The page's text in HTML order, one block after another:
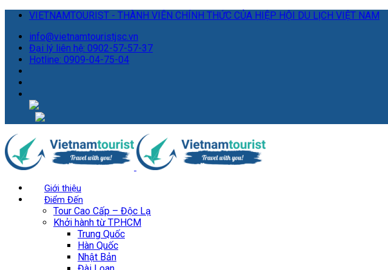
VIETNAMTOURIST - THÀNH VIÊN CHÍNH THỨC CỦA HIỆP HỘI DU LỊCH VIỆT NAM
info@vietnamtouristjsc.vn
Đại lý liên hệ: 0902-57-57-37
Hotline: 0909-04-75-04
Giới thiệu
Điểm Đến
Tour Cao Cấp – Độc Lạ
Khởi hành từ TP.HCM
Trung Quốc
Hàn Quốc
Nhật Bản